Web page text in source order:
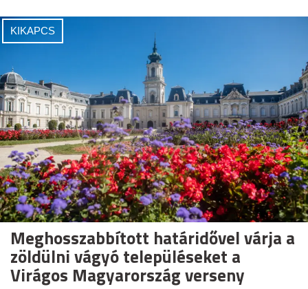
KIKAPCS
Meghosszabbított határidővel várja a
zöldülni vágyó településeket a
Virágos Magyarország verseny